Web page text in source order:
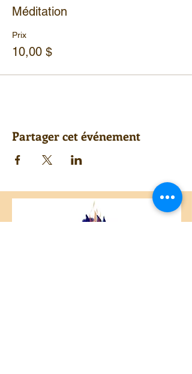
Méditation
Prix
10,00 $
Partager cet événement